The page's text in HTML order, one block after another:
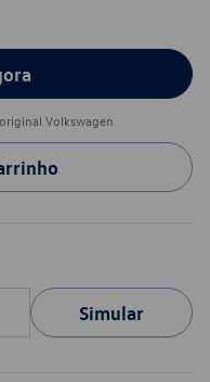
Volkswagen
Simular